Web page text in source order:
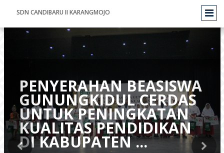
SDN CANDIBARU II KARANGMOJO
PENYERAHAN BEASISWA
GUNUNGKIDUL CERDAS
UNTUK PENINGKATAN
KUALITAS PENDIDIKAN
DI KABUPATEN ...